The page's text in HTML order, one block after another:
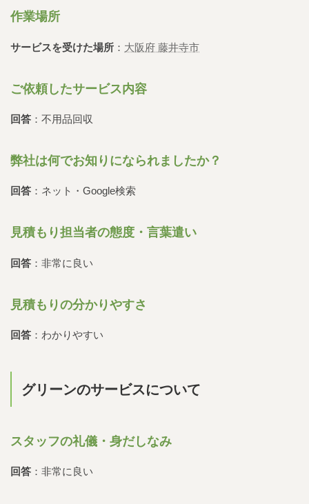
作業場所
サービスを受けた場所 ： 大阪府 藤井寺市
ご依頼したサービス内容
回答 ：不用品回収
弊社は何でお知りになられましたか？
回答 ：ネット・Google検索
見積もり担当者の態度・言葉遣い
回答 ：非常に良い
見積もりの分かりやすさ
回答 ：わかりやすい
グリーンのサービスについて
スタッフの礼儀・身だしなみ
回答 ：非常に良い